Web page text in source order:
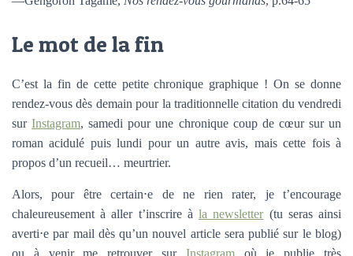
Le mot de la fin
C’est la fin de cette petite chronique graphique ! On se donne
rendez-vous dès demain pour la traditionnelle citation du vendredi
surInstagram, samedi pour une chronique coup de cœur sur un
roman acidulé puis lundi pour un autre avis, mais cette fois à
propos d’un recueil… meurtrier.
Alors, pour être certain⋅e de ne rien rater, je t’encourage
chaleureusement à aller t’inscrire àla newsletter(tu seras ainsi
averti⋅e par mail dès qu’un nouvel article sera publié sur le blog)
ou à venir me retrouver sur Instagramoù je publie très